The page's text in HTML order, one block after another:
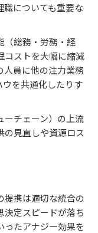
職についても重要な
（総務・労務・経
コストを大幅に縮減
人員に他の注力業務
を共通化したりす
ーチェーン）の上流
の見直しや資源ロス
提携は適切な統合の
決定スピードが落ち
ったアナジー効果を